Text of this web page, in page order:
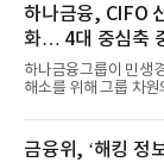
하나금융, CIFO
화… 4대 중심축
60% 달성
하나금융그룹이 민생
해소를 위해 그룹 차
금융위, ‘해킹 정